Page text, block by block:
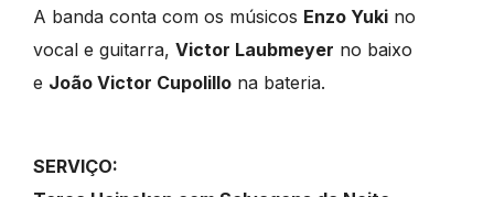
A banda conta com os músicos Enzo Yukino
vocal e guitarra, Victor Laubmeyer no baixo
e João Victor Cupolillona bateria.
SERVIÇO: